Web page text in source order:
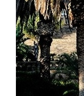
LEIE
BOBIL
PARTNER
SUPPORT
MITT
MEDLEMSSKAP
ADMINISTRER